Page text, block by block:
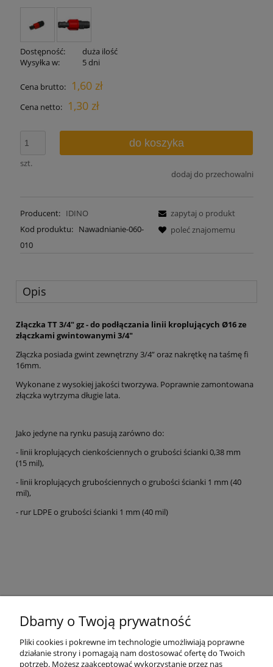
Dostępność:
duża ilość
Wysyłka w:
5 dni
Cena brutto: 1,60 zł
Cena netto: 1,30 zł
szt.
do koszyka
dodaj do przechowalni
Producent: IDINO
Kod produktu: Nawadnianie-060-
010
zapytaj o produkt
poleć znajomemu
Opis
Złączka TT 3/4" gz - do podłączania linii kroplujących Ø16 ze
złączkami gwintowanymi 3/4"
Złączka posiada gwint zewnętrzny 3/4” oraz nakrętkę na taśmę fi
16mm.
Wykonane z wysokiej jakości tworzywa. Poprawnie zamontowana
złączka wytrzyma długie lata.
Jako jedyne na rynku pasują zarówno do:
- linii kroplujących cienkościennych o grubości ścianki 0,38 mm
(15 mil),
- linii kroplujących grubościennych o grubości ścianki 1 mm (40
mil),
- rur LDPE o grubości ścianki 1 mm (40 mil)
Dbamy o Twoją prywatność
Pliki cookies i pokrewne im technologie umożliwiają poprawne
działanie strony i pomagają nam dostosować ofertę do Twoich
potrzeb. Możesz zaakceptować wykorzystanie przez nas